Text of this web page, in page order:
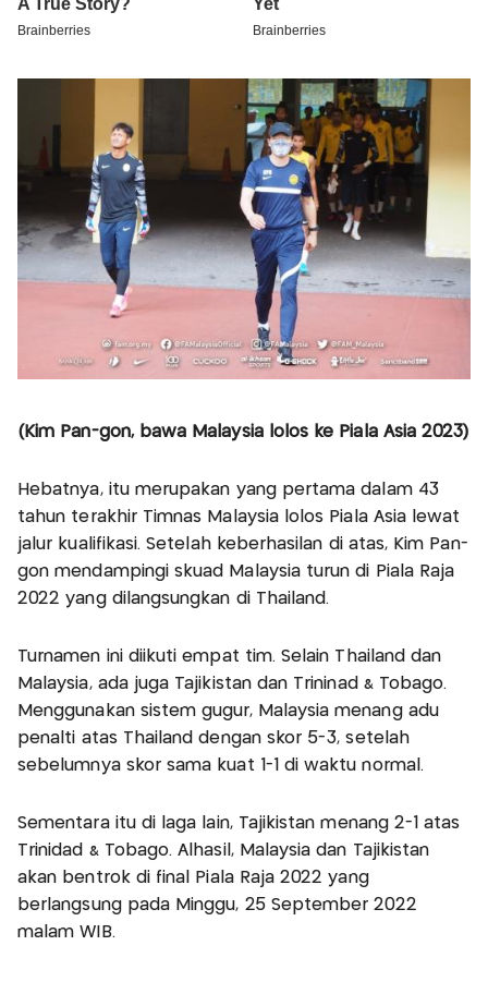
(Kim Pan-gon, bawa Malaysia lolos ke Piala Asia 2023)
Hebatnya, itu merupakan yang pertama dalam 43
tahun terakhir Timnas Malaysia lolos Piala Asia lewat
jalur kualifikasi. Setelah keberhasilan di atas, Kim Pan-
gon mendampingi skuad Malaysia turun di Piala Raja
2022 yang dilangsungkan di Thailand.
Turnamen ini diikuti empat tim. Selain Thailand dan
Malaysia, ada juga Tajikistan dan Trininad & Tobago.
Menggunakan sistem gugur, Malaysia menang adu
penalti atas Thailand dengan skor 5-3, setelah
sebelumnya skor sama kuat 1-1 di waktu normal.
Sementara itu di laga lain, Tajikistan menang 2-1 atas
Trinidad & Tobago. Alhasil, Malaysia dan Tajikistan
akan bentrok di final Piala Raja 2022 yang
berlangsung pada Minggu, 25 September 2022
malam WIB.